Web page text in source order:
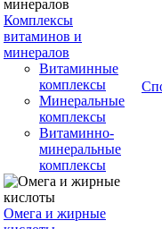
Комплексы
витаминов и
минералов
Витаминные
комплексы
Минеральные
комплексы
Витаминно-
минеральные
комплексы
Омега и жирные